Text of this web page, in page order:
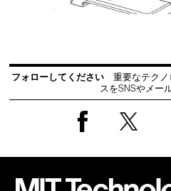
フォローしてください
重要なテク
スをSNSやメー